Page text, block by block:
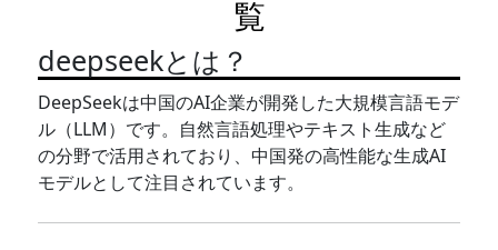
覧
deepseekとは？
DeepSeekは中国のAI企業が開発した大規模言語モデ
ル（LLM）です。自然言語処理やテキスト生成など
の分野で活用されており、中国発の高性能な生成AI
モデルとして注目されています。